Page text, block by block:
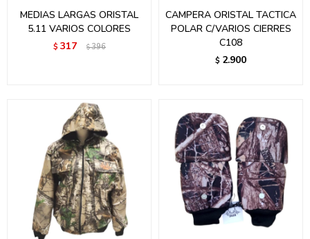
MEDIAS LARGAS ORISTAL
5.11 VARIOS COLORES
$ 317 $396
CAMPERA ORISTAL TACTICA
POLAR C/VARIOS CIERRES
C108
$ 2.900